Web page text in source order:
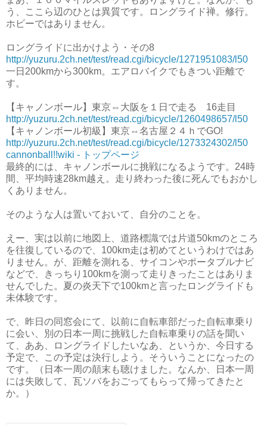
う、ここら辺のひとは異質です。ロングライド禅。修行。
ホビーではありません。
ロングライドに出かけよう・その8
http://yuzuru.2ch.net/test/read.cgi/bicycle/1271951083/l50
一日200kmから300km。エアロバイクでもきつい距離で
す。
【キャノンボール】東京⇔大阪を１日で走る 16走目
http://yuzuru.2ch.net/test/read.cgi/bicycle/1260498657/l50
【キャノンボール初級】東京⇔名古屋２４ｈでGO!
http://yuzuru.2ch.net/test/read.cgi/bicycle/1273324302/l50
cannonball!!wiki - トップページ
最終的には、キャノンボールに挑戦になるようです。24時
間、平均時速28km越え。走り終わった後に死んでもおかし
くありません。
そのような人は置いておいて、自分のことを。
えー、実は以前に地図上、道路標識では片道50kmのところ
を往復しているので、100km走は初めてというわけではあ
りません。が、距離を測れる、サイコンやポータブルナビ
などで、きっちり100kmを測って走りきったことはありま
せんでした。夏の炎天下で100kmと言ったロングライドも
未体験です。
で、昨日の同窓会にて、以前に自転車部だった自転車乗り
に会い、別の日本一周に挑戦した自転車乗りの話を聞い
て、ああ、ロングライドしたいなあ、というか、今日する
予定で、この予定は決行しよう。そういうことになったの
です。（日本一周の顛末も聴けました。なんか、日本一周
には失敗して、瓦ソバをおごってもらって帰ってきたと
か。）